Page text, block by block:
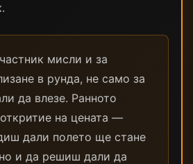
мисли и за
в рунда, не само за
да влезе. Ранното
на цената —
дали полето ще стане
и да решиш дали да